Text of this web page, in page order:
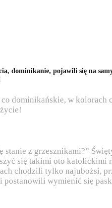
dominikanie, pojawili się na
dominikańskie, w kolorach
z grzesznikami?”
się takimi oto
chodzili tylko najubożsi,
wymienić się